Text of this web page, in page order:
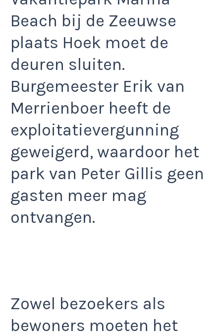
Beach bij de Zeeuwse
plaats Hoek moet de
deuren sluiten.
Burgemeester Erik van
Merrienboer heeft de
exploitatievergunning
geweigerd, waardoor het
park van Peter Gillis geen
gasten meer mag
ontvangen.
Zowel bezoekers als
bewoners moeten het